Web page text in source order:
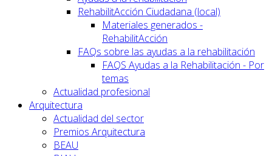
RehabilitAcción Ciudadana (local)
Materiales generados -
RehabilitAcción
FAQs sobre las ayudas a la rehabilitación
FAQS Ayudas a la Rehabilitación - Por
temas
Actualidad profesional
Arquitectura
Actualidad del sector
Premios Arquitectura
BEAU